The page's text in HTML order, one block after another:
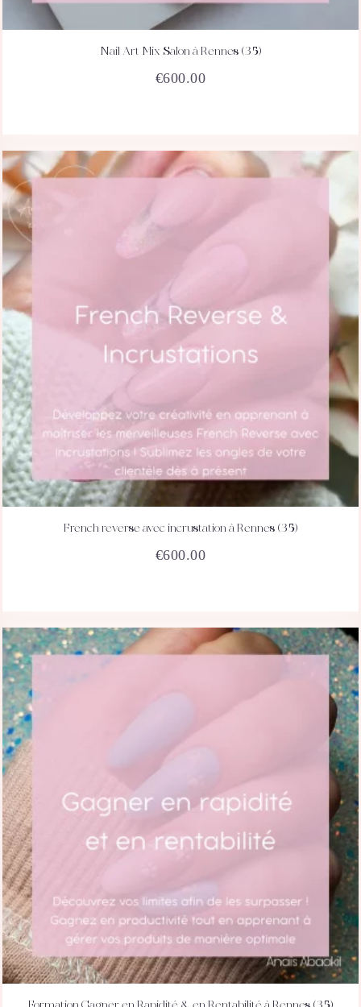
ACHETEZ DÉTAILS
Nail Art Mix Salon à Rennes (35)
€600.00
ACHETEZ DÉTAILS
French reverse avec incrustation à Rennes (35)
€600.00